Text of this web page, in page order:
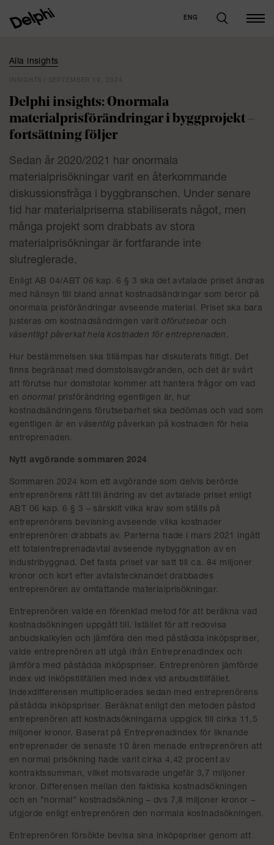
ENG
Alla insights
Delphi insights: Onormala
materialprisförändringar i byggprojekt –
fortsättning följer
Sedan år 2020/2021 har onormala
materialprisökningar varit en återkommande
diskussionsfråga i byggbranschen. Under senare
tid har materialpriserna stabiliserats något, men
många projekt som drabbats av stora
materialprisökningar är fortfarande inte
slutreglerade.
Enligt AB 04/ABT 06 kap. 6 § 3 ska det avtalade priset ändras
med hänsyn till bland annat kostnadsändringar som beror på
onormala prisförändringar avseende material. Priset ska bara
justeras om kostnadsändringen varitoförutsebar och
väsentligt påverkat hela kostnaden för entreprenaden .
Hur bestämmelsen ska tillämpas har diskuterats flitigt. Det
finns begränsat med domstolsavgöranden, och det är svårt
att förutse hur domstolar kommer att hantera frågor om vad
enonormal prisförändring egentligen är, hur
kostnadsändringens förutsebarhet ska bedömas och vad som
egentligen är en väsentlig påverkan på kostnaden för hela
entreprenaden.
Nytt avgörande sommaren 2024
Sommaren 2024 kom ett avgörande som delvis berörde
entreprenörens rätt till ändring av det avtalade priset enligt
ABT 06 kap. 6 § 3 – särskilt vilka krav som ställs på
entreprenörens bevisning avseende vilka kostnader
entreprenören drabbats av. Parterna hade i mars 2021 ingått
ett totalentreprenadavtal avseende nybyggnation av en
industribyggnad. Det fasta priset var satt till ca. 84 miljoner
kronor och kort efter avtalstecknandet drabbades
entreprenören av omfattande materialprisökningar.
Entreprenören valde en förenklad metod för att beräkna vad
kostnadsökningen uppgått till. Istället för att redovisa
anbudskalkylen och jämföra den med påstådda inköpspriser,
valde entreprenören att utgå ifrån Entreprenadindex och
jämföra med påstådda inköpspriser. Entreprenören jämförde
index vid inköpstillfällen med index vid anbudstillfället.
Indexdifferensen multiplicerades sedan med entreprenörens
påstådda inköpspriser. Beräknat enligt den metoden påstod
entreprenören att kostnadsökningarna uppgick till cirka 11,5
miljoner kronor. Baserat på Entreprenadindex för liknande
entreprenader de senaste 10 åren menade entreprenören att
en normal prisökning hade varit cirka 4,42 procent av
kontraktssumman, vilket motsvarade ungefär 3,7 miljoner
kronor. Differensen mellan den faktiska kostnadsökningen
och en ”normal” kostnadsökning – dvs 7,8 miljoner kronor –
utgjorde enligt entreprenören den normala kostnadsökningen.
Entreprenören försökte bevisa sina inköpspriser genom att